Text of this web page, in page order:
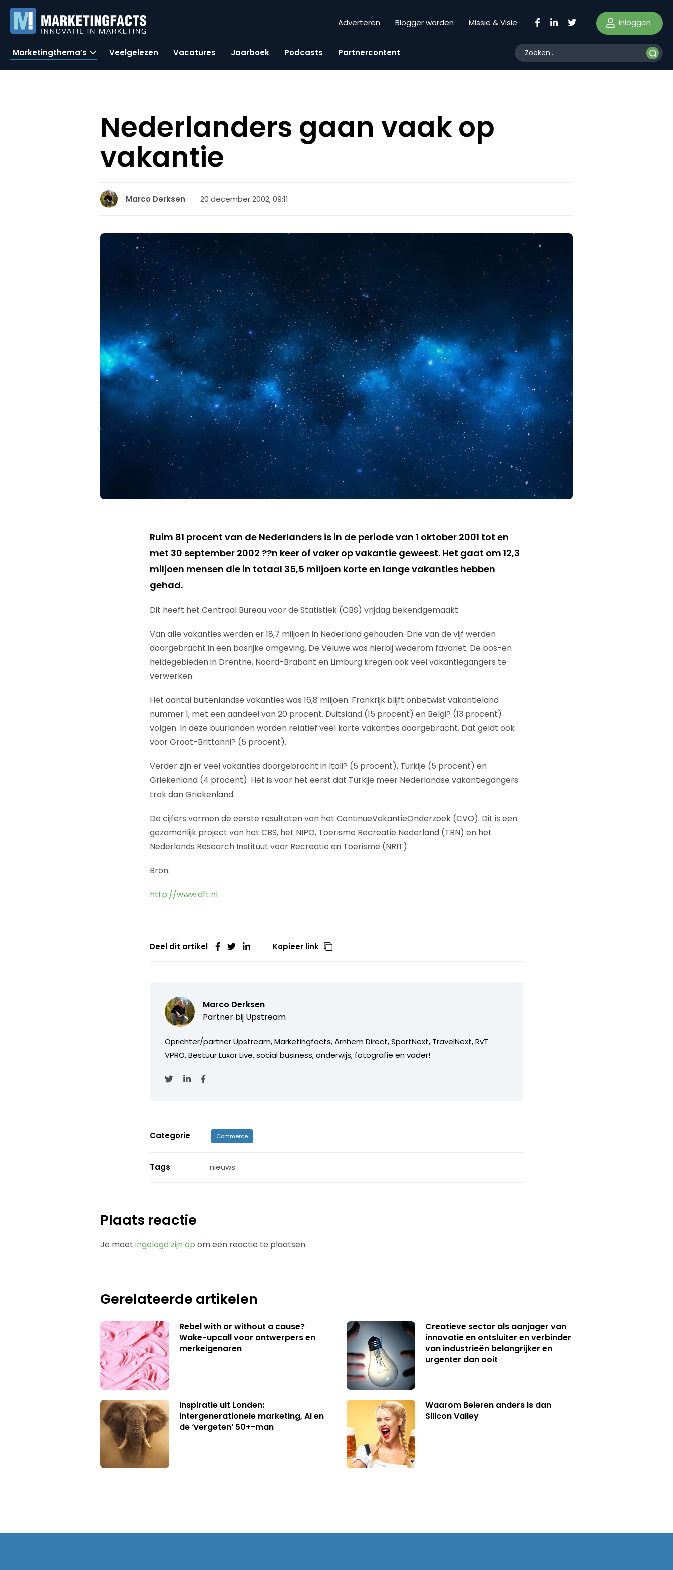
Adverteren Blogger worden Missie & Visie Inloggen
Marketingthema’s Veelgelezen Vacatures Jaarboek Podcasts Partnercontent
Nederlanders gaan vaak op
vakantie
Marco Derksen 20 december 2002, 09:11
Ruim 81 procent van de Nederlanders is in de periode van 1 oktober 2001 tot en
met 30 september 2002 ??n keer of vaker op vakantie geweest. Het gaat om 12,3
miljoen mensen die in totaal 35,5 miljoen korte en lange vakanties hebben
gehad.
Dit heeft het Centraal Bureau voor de Statistiek (CBS) vrijdag bekendgemaakt.
Van alle vakanties werden er 18,7 miljoen in Nederland gehouden. Drie van de vijf werden
doorgebracht in een bosrijke omgeving. De Veluwe was hierbij wederom favoriet. De bos-en
heidegebieden in Drenthe, Noord-Brabant en Limburg kregen ook veel vakantiegangers te
verwerken.
Het aantal buitenlandse vakanties was 16,8 miljoen. Frankrijk blijft onbetwist vakantieland
nummer 1, met een aandeel van 20 procent. Duitsland (15 procent) en Belgi? (13 procent)
volgen. In deze buurlanden worden relatief veel korte vakanties doorgebracht. Dat geldt ook
voor Groot-Brittanni? (5 procent).
Verder zijn er veel vakanties doorgebracht in Itali? (5 procent), Turkije (5 procent) en
Griekenland (4 procent). Het is voor het eerst dat Turkije meer Nederlandse vakantiegangers
trok dan Griekenland.
De cijfers vormen de eerste resultaten van het ContinueVakantieOnderzoek (CVO). Dit is een
gezamenlijk project van het CBS, het NIPO, Toerisme Recreatie Nederland (TRN) en het
Nederlands Research Instituut voor Recreatie en Toerisme (NRIT).
Bron:
http://www.dft.nl
Deel dit artikel Kopieer link
Marco Derksen
Partner bij Upstream
Oprichter/partner Upstream, Marketingfacts, Arnhem Direct, SportNext, TravelNext, RvT
VPRO, Bestuur Luxor Live, social business, onderwijs, fotografie en vader!
Categorie Commerce
Tags nieuws
Plaats reactie
Je moetingelogd zijn op om een reactie te plaatsen.
Gerelateerde artikelen
Rebel with or without a cause?
Wake-upcall voor ontwerpers en
merkeigenaren
Creatieve sector als aanjager van
innovatie en ontsluiter en verbinder
van industrieën belangrijker en
urgenter dan ooit
Inspiratie uit Londen:
intergenerationele marketing, AI en
de ‘vergeten’ 50+-man
Waarom Beieren anders is dan
Silicon Valley